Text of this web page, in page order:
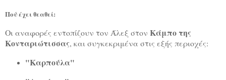
Πού έχει θεαθεί:
Οι αναφορές εντοπίζουν τον Άλεξ στον Κάμπο της
Κονταριώτισσας, και συγκεκριμένα στις εξής περιοχές:
"Καρπούλα"